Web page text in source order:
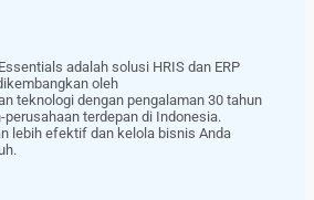
adalah solusi HRIS dan ERP
oleh
teknologi dengan pengalaman 30 tahun
perusahaan terdepan di Indonesia.
lebih efektif dan kelola bisnis Anda